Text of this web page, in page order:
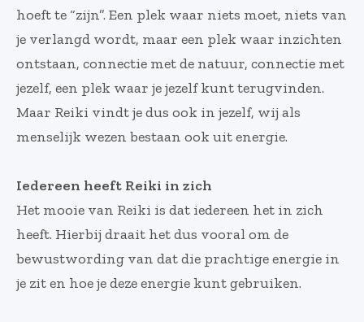
hoeft te “zijn”. Een plek waar niets moet, niets van
je verlangd wordt, maar een plek waar inzichten
ontstaan, connectie met de natuur, connectie met
jezelf, een plek waar je jezelf kunt terugvinden.
Maar Reiki vindt je dus ook in jezelf, wij als
menselijk wezen bestaan ook uit energie.
Iedereen heeft Reiki in zich
Het mooie van Reiki is dat iedereen het in zich
heeft. Hierbij draait het dus vooral om de
bewustwording van dat die prachtige energie in
je zit en hoe je deze energie kunt gebruiken.